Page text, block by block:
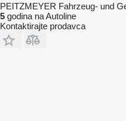
PEITZMEYER Fahrzeug- und
5 godina na Autoline
Kontaktirajte prodavca